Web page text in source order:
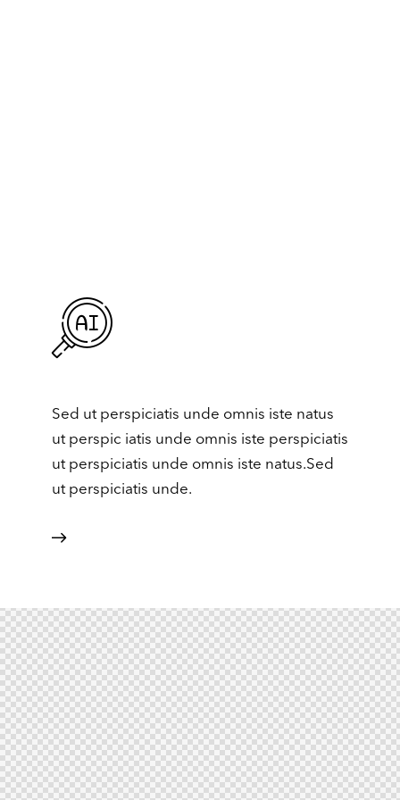
Sed ut perspiciatis unde omnis iste natus
ut perspic iatis unde omnis iste perspiciatis
ut perspiciatis unde omnis iste natus.Sed
ut perspiciatis unde.